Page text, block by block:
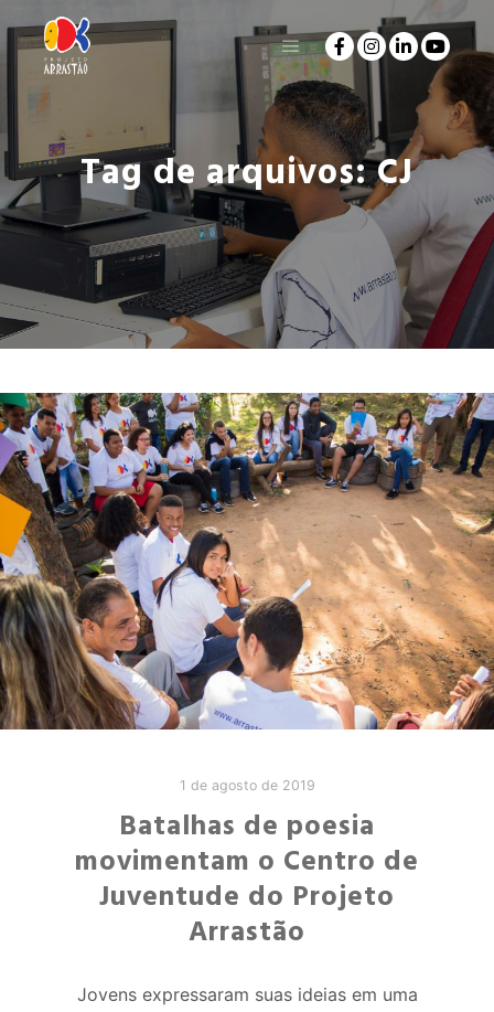
Tag de arquivos:CJ
1 de agosto de 2019
Batalhas de poesia
movimentam o Centro de
Juventude do Projeto
Arrastão
Jovens expressaram suas ideias em uma